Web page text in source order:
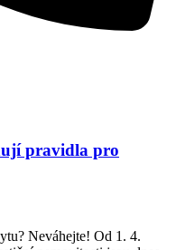
pravidla pro
Neváhejte! Od 1. 4.